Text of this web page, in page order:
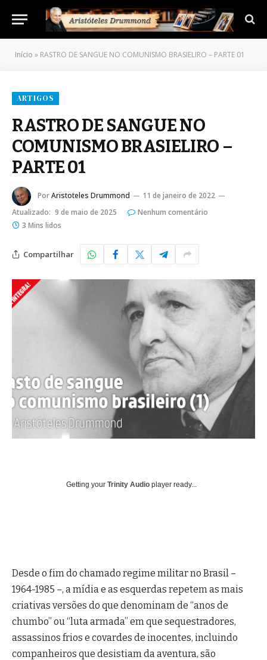
Início » RASTRO DE SANGUE NO COMUNISMO BRASIELIRO – PARTE 01
ARTIGOS
RASTRO DE SANGUE NO
COMUNISMO BRASIELIRO –
PARTE 01
PorAristoteles Drummond
11 de janeiro de 2022
Atualizado: 9 de maio de 2025
Nenhum comentário
3 Mins lidos
Compartilhar
Getting your Trinity Audio player ready...
Desde o fim do chamado regime militar no Brasil –
1964-1985 –, a mídia e as esquerdas repetem as mais
criativas versões do que denominam de “anos de
chumbo” ou “luta armada” em que sequestradores,
assassinos frios e covardes de inocentes, incluindo
companheiros que desistiam da aventura, são